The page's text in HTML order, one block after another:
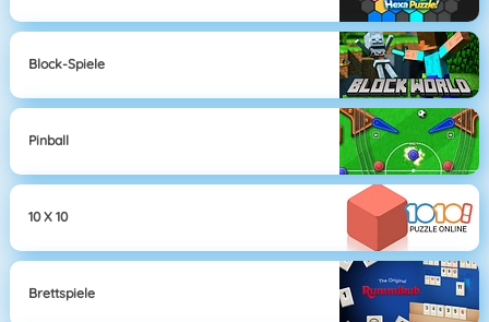
Block-Spiele
Pinball
10 X 10
Brettspiele